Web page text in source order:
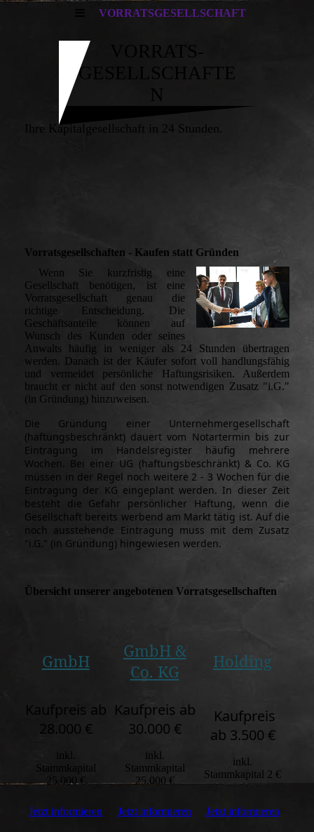
VORRATSGESELLSCHAFT
VORRATS-
GESELLSCHAFTE
N
Ihre Kapitalgesellschaft in 24 Stunden.
Vorratsgesellschaften - Kaufen statt Gründen
Wenn Sie kurzfristig eine
Gesellschaft benötigen, ist eine
Vorratsgesellschaft genau die
richtige Entscheidung. Die
Geschäftsanteile können auf
Wunsch des Kunden oder seines
Anwalts häufig in weniger als 24 Stunden übertragen
werden. Danach ist der Käufer sofort voll handlungsfähig
und vermeidet persönliche Haftungsrisiken. Außerdem
braucht er nicht auf den sonst notwendigen Zusatz "i.G."
(in Gründung) hinzuweisen.
Die Gründung einer Unternehmergesellschaft
(haftungsbeschränkt) dauert vom Notartermin bis zur
Eintragung im Handelsregister häufig mehrere
Wochen. Bei einer UG (haftungsbeschränkt) & Co. KG
müssen in der Regel noch weitere 2 - 3 Wochen für die
Eintragung der KG eingeplant werden. In dieser Zeit
besteht die Gefahr persönlicher Haftung, wenn die
Gesellschaft bereits werbend am Markt tätig ist. Auf die
noch ausstehende Eintragung muss mit dem Zusatz
"i.G." (in Gründung) hingewiesen werden.
Übersicht unserer angebotenen Vorratsgesellschaften
GmbH
GmbH &
Co. KG
Holding
Kaufpreis ab
28.000 €
Stammkapital
25.000 €
Kaufpreis ab
30.000 €
inkl.
Stammkapital
25.000 €
Kaufpreis
ab 3.500 €
inkl.
Stammkapital 2 €
Jetzt informieren Jetzt informieren Jetzt informieren